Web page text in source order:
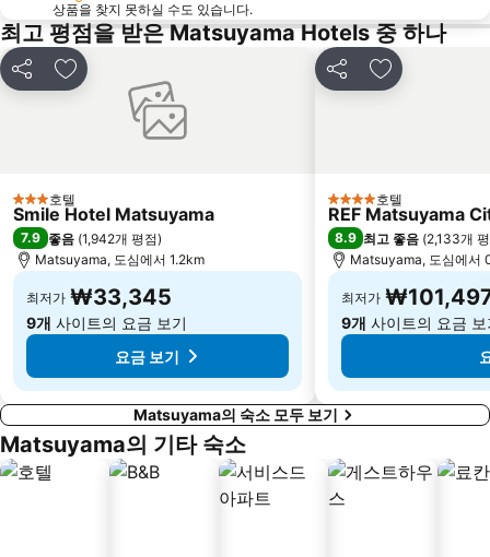
상품을 찾지 못하실 수도 있습니다.
최고 평점을 받은 Matsuyama Hotels 중 하나
공유 즐겨찾기에 추가
3 성급호텔
Smile Hotel Matsuyama
7.9 좋음 (1,942개 평점)
Matsuyama, 도심에서 1.2km
최저가 ₩33,345
9개 사이트의 요금 보기
요금 보기
공유 즐겨찾기에
4 성급 호텔
REF Matsuyama
8.9 최고 좋음 (2,133개
Matsuyama, 도심에서
최저가
9개 사이트의 요금 보
Matsuyama의 숙소 모두 보기
Matsuyama의 기타 숙소